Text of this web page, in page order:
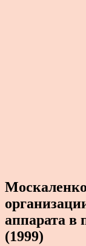
аппарата в
(1999)